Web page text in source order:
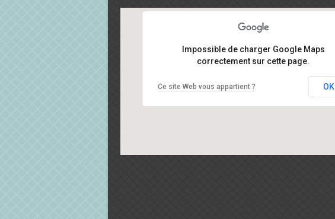
Impossible de charger Google Maps
correctement sur cette page.
Ce site Web vous appartient ? OK